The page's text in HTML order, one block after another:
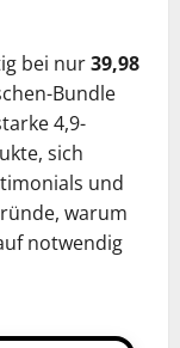
bei nur39,98
Bundle
4,9-
sich
und
warum
notwendig